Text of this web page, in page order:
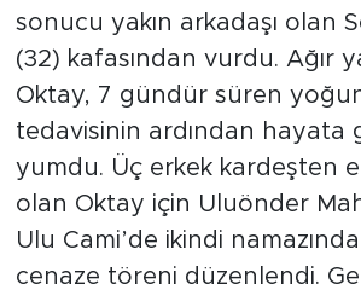
sonucu yakın arkadaşı olan
(32) kafasından vurdu. Ağır
Oktay, 7 gündür süren
tedavisinin ardından hayata
yumdu. Üç erkek kardeşten
olan Oktay için Uluönder
Ulu Cami’de ikindi
cenaze töreni düzenlendi.